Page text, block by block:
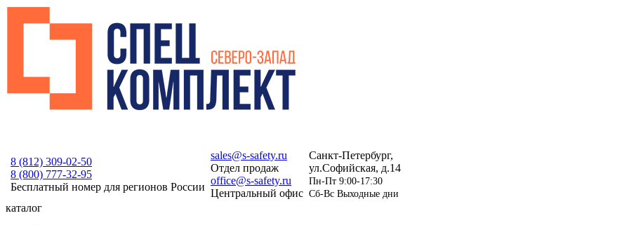
8 (812) 309-02-50
8 (800) 777-32-95
Бесплатный номер для регионов России
sales@s-safety.ru
Отдел продаж
office@s-safety.ru
Центральный офис
Санкт-Петербург,
ул.Софийская, д.14
Пн-Пт 9:00-17:30
Сб-Вс Выходные дни
каталог